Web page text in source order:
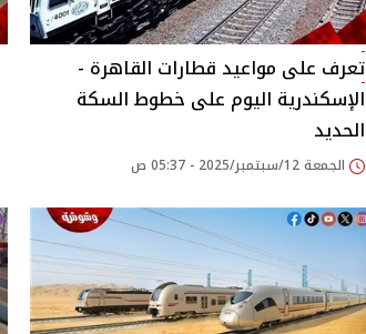
تعرف على مواعيد قطارات القاهرة -
الإسكندرية اليوم على خطوط السكة
الحديد
الجمعة 12/سبتمبر/2025 - 05:37 ص